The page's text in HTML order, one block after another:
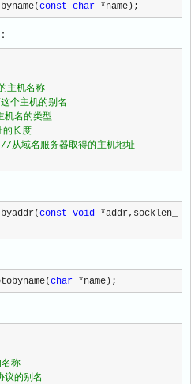
const char *name);
主机名称
这个主机的别名
机名的类型
的长度
//从域名服务器取得的主机地址
const void *addr,socklen_
char *name);
称
议的别名